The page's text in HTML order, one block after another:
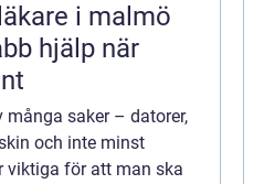
i malmö
hjälp när
många saker – datorer,
och inte minst
viktiga för att man ska